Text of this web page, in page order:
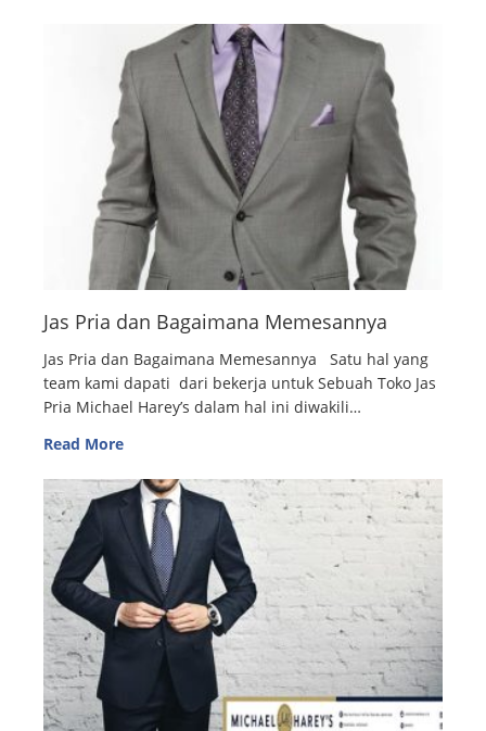
Jas Pria dan Bagaimana Memesannya
Jas Pria dan Bagaimana Memesannya Satu hal yang
team kami dapati dari bekerja untuk Sebuah Toko Jas
Pria Michael Harey’s dalam hal ini diwakili…
Read More